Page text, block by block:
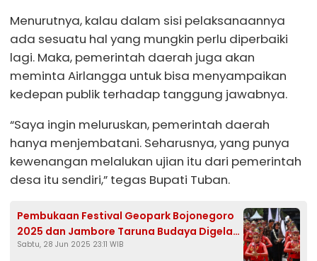
Menurutnya, kalau dalam sisi pelaksanaannya
ada sesuatu hal yang mungkin perlu diperbaiki
lagi. Maka, pemerintah daerah juga akan
meminta Airlangga untuk bisa menyampaikan
kedepan publik terhadap tanggung jawabnya.
“Saya ingin meluruskan, pemerintah daerah
hanya menjembatani. Seharusnya, yang punya
kewenangan melalukan ujian itu dari pemerintah
desa itu sendiri,” tegas Bupati Tuban.
Pembukaan Festival Geopark Bojonegoro
2025 dan Jambore Taruna Budaya Digelar
di Kayangan Api
Sabtu, 28 Jun 2025 23:11 WIB